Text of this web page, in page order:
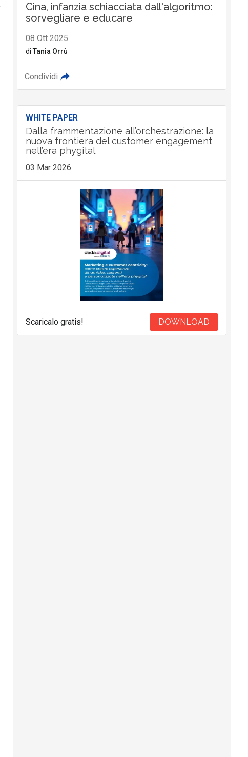
Cina, infanzia schiacciata dall'algoritmo:
sorvegliare e educare
08 Ott 2025
di Tania Orrù
Condividi
WHITE PAPER
Dalla frammentazione all’orchestrazione: la
nuova frontiera del customer engagement
nell’era phygital
03 Mar 2026
Scaricalo gratis! DOWNLOAD